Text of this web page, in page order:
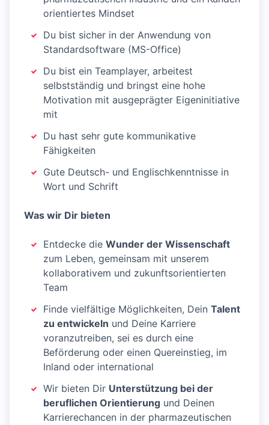
orientiertes Mindset
Du bist sicher in der Anwendung von
Standardsoftware (MS-Office)
Du bist ein Teamplayer, arbeitest
selbstständig und bringst eine hohe
Motivation mit ausgeprägter Eigeninitiative
mit
Du hast sehr gute kommunikative
Fähigkeiten
Gute Deutsch- und Englischkenntnisse in
Wort und Schrift
Was wir Dir bieten
Entdecke die Wunder der Wissenschaft
zum Leben, gemeinsam mit unserem
kollaborativem und zukunftsorientierten
Team
Finde vielfältige Möglichkeiten, Dein Talent
zu entwickeln und Deine Karriere
voranzutreiben, sei es durch eine
Beförderung oder einen Quereinstieg, im
Inland oder international
Wir bieten Dir Unterstützung bei der
beruflichen Orientierung und Deinen
Karrierechancen in der pharmazeutischen